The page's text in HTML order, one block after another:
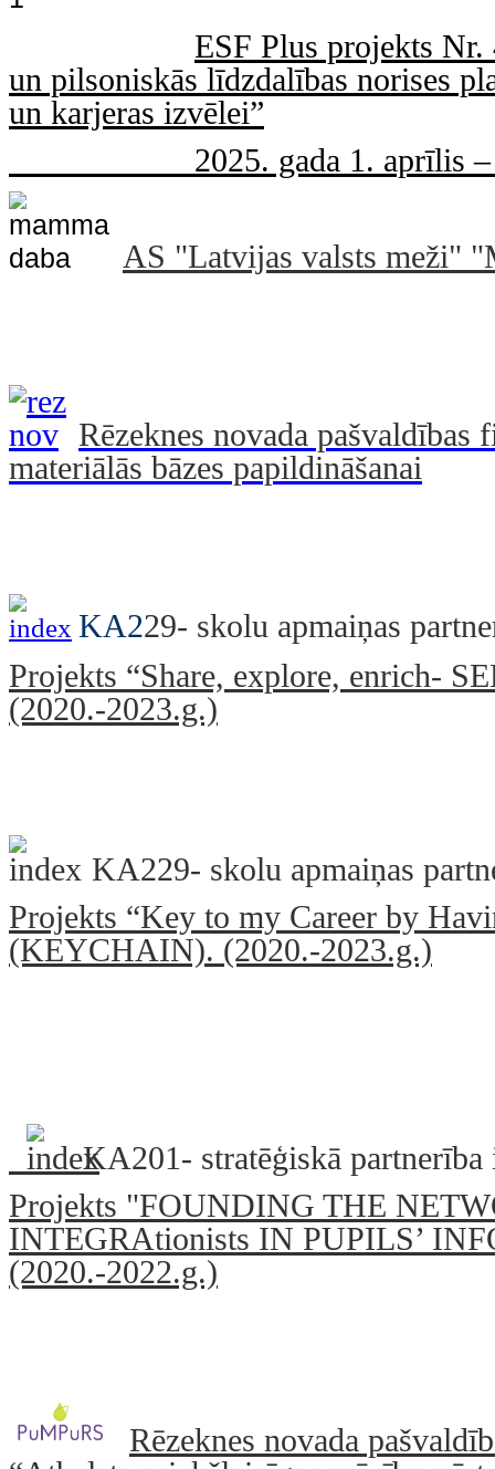
ESF Plus projekts
un pilsoniskās līdzdalības norises
un karjeras izvēlei”
2025. gada 1. aprīlis –
AS "Latvijas valsts meži"
Rēzeknes novada pašvaldības
materiālās bāzes papildināšanai
KA229- skolu apmaiņas
Projekts “Share, explore, enrich-
(2020.-2023.g.)
KA229- skolu apmaiņas
Projekts “Key to my Career by
(KEYCHAIN). (2020.-2023.g.)
KA201- stratēģiskā partnerība
Projekts "FOUNDING THE
INTEGRAtionists IN PUPILS’
(2020.-2022.g.)
Rēzeknes novada